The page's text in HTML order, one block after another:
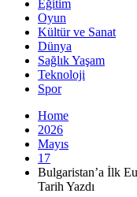
Eğitim
Oyun
Kültür ve Sanat
Dünya
Sağlık Yaşam
Teknoloji
Spor
Home
2026
Mayıs
17
Bulgaristan’a İlk
Tarih Yazdı